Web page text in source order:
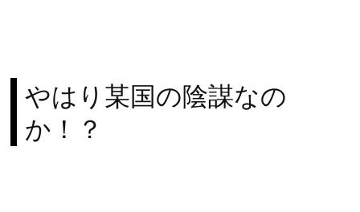
やはり某国の陰謀なの
か！？